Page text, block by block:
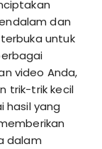
dan
untuk
video Anda,
trik-trik kecil
hasil yang
dalam